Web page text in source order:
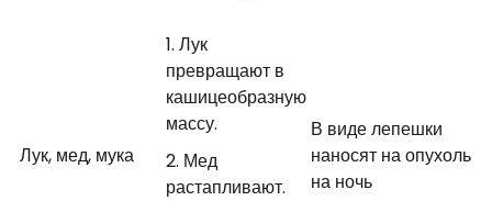
Лук, мед, мука
Лук
превращают в
кашицеобразную
массу.
Мед
растапливают.
В виде лепешки
наносят на опухоль
на ночь